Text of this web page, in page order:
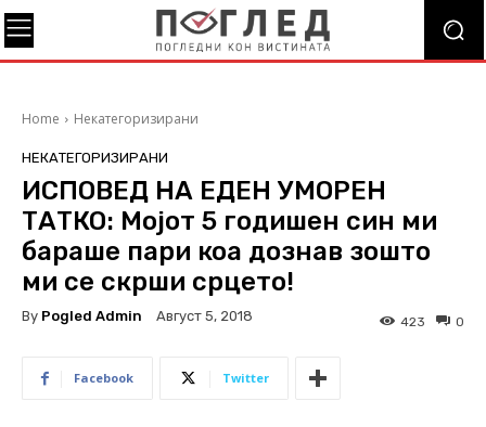
Home Некатегоризирани
НЕКАТЕГОРИЗИРАНИ
ИСПОВЕД НА ЕДЕН УМОРЕН
ТАТКО: Мојот 5 годишен син ми
бараше пари коа дознав зошто
ми се скрши срцето!
By Pogled Admin Август 5, 2018 0
423
Facebook Twitter